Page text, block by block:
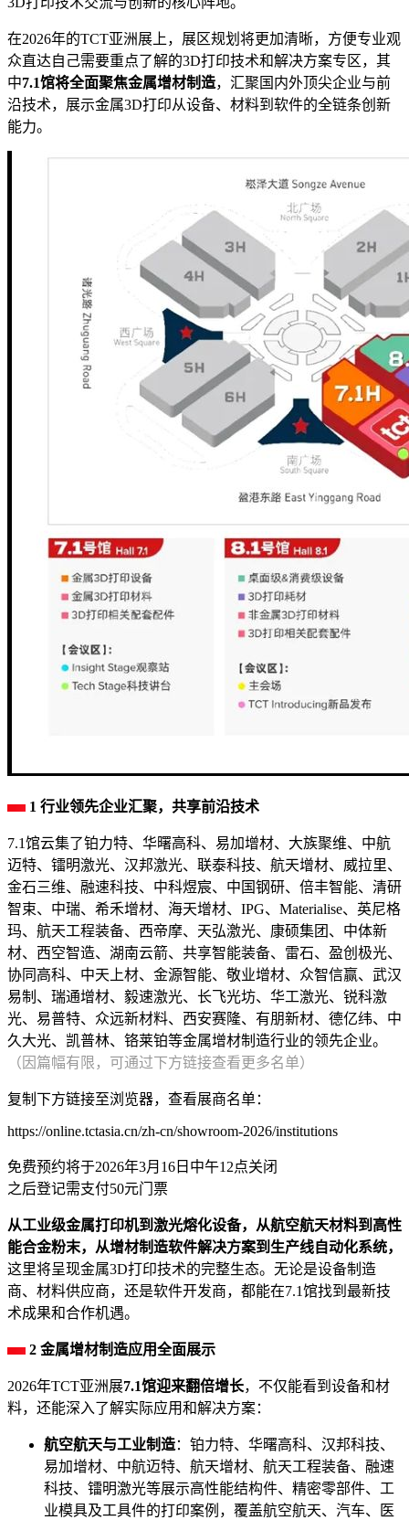
在2026年的TCT亚洲展上，展区规划将更加清晰，方便专业观
众直达自己需要重点了解的3D打印技术和解决方案专区，其
中7.1馆将全面聚焦金属增材制造，汇聚国内外顶尖企业与前
沿技术，展示金属3D打印从设备、材料到软件的全链条创新
能力。
1 行业领先企业汇聚，共享前沿技术
7.1馆云集了铂力特、华曙高科、易加增材、大族聚维、中航
迈特、镭明激光、汉邦激光、联泰科技、航天增材、威拉里、
金石三维、融速科技、中科煜宸、中国钢研、倍丰智能、清研
智束、中瑞、希禾增材、海天增材、IPG、Materialise、英尼格
玛、航天工程装备、西帝摩、天弘激光、康硕集团、中体新
材、西空智造、湖南云箭、共享智能装备、雷石、盈创极光、
协同高科、中天上材、金源智能、敬业增材、众智信赢、武汉
易制、瑞通增材、毅速激光、长飞光坊、华工激光、锐科激
光、易普特、众远新材料、西安赛隆、有朋新材、德亿纬、中
久大光、凯普林、铬莱铂等金属增材制造行业的领先企业。
（因篇幅有限，可通过下方链接查看更多名单）
复制下方链接至浏览器，查看展商名单：
https://online.tctasia.cn/zh-cn/showroom-2026/institutions
免费预约将于2026年3月16日中午12点关闭
之后登记需支付50元门票
从工业级金属打印机到激光熔化设备，从航空航天材料到高性
能合金粉末，从增材制造软件解决方案到生产线自动化系统，
这里将呈现金属3D打印技术的完整生态。无论是设备制造
商、材料供应商，还是软件开发商，都能在7.1馆找到最新技
术成果和合作机遇。
2 金属增材制造应用全面展示
2026年TCT亚洲展7.1馆迎来翻倍增长，不仅能看到设备和材
料，还能深入了解实际应用和解决方案：
航空航天与工业制造：铂力特、华曙高科、汉邦科技、
易加增材、中航迈特、航天增材、航天工程装备、融速
科技、镭明激光等展示高性能结构件、精密零部件、工
业模具及工具件的打印案例，覆盖航空航天、汽车、医